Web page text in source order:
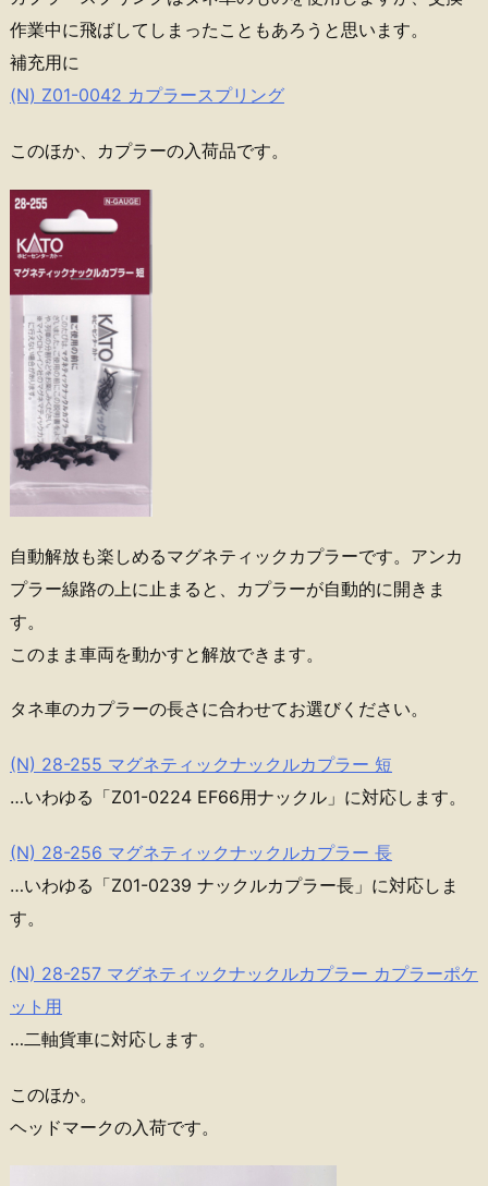
作業中に飛ばしてしまったこともあろうと思います。
補充用に
(N) Z01-0042 カプラースプリング
このほか、カプラーの入荷品です。
自動解放も楽しめるマグネティックカプラーです。アンカ
プラー線路の上に止まると、カプラーが自動的に開きま
す。
このまま車両を動かすと解放できます。
タネ車のカプラーの長さに合わせてお選びください。
(N) 28-255 マグネティックナックルカプラー 短
…いわゆる「Z01-0224 EF66用ナックル」に対応します。
(N) 28-256 マグネティックナックルカプラー 長
…いわゆる「Z01-0239 ナックルカプラー長」に対応しま
す。
(N) 28-257 マグネティックナックルカプラー カプラーポケ
ット用
…二軸貨車に対応します。
このほか。
ヘッドマークの入荷です。